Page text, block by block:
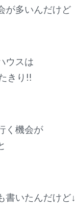
が多いんだけど
ウスは
きり!!
く機会が
書いたんだけど↓